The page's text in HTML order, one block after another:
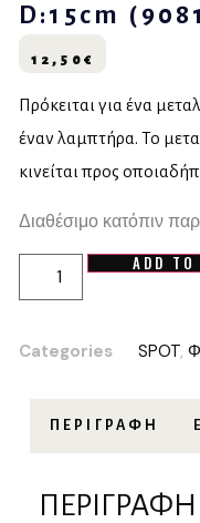
D:15cm
12,50 €
Πρόκειται για ένα
έναν λαμπτήρα. Το
κινείται προς
Διαθέσιμο κατόπιν
ADD TO
Categories SPOT,
ΠΕΡΙΓΡΑΦΉ
ΠΕΡΙΓΡΑΦΉ